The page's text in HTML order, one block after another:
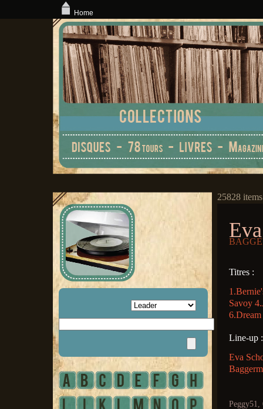
25828 items
Titres :
Savoy
Line-up :
Eva
Peggy51,
Home